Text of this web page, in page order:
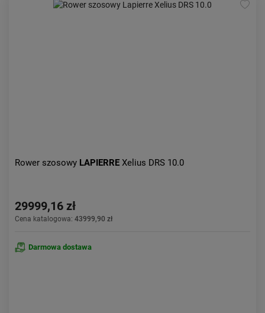
Rower szosowy LAPIERRE Xelius DRS 10.0
29999,16 zł
Cena katalogowa: 43999,90 zł
Darmowa dostawa